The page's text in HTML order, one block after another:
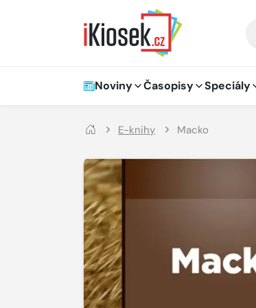
Hlavní navigace
Noviny Časopisy Speciály
E-knihy Macko